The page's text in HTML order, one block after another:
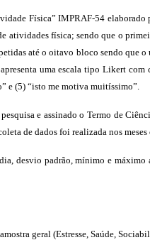
Física” IMPRAF-54
física; sendo que o
até o oitavo bloco sendo
uma escala tipo Likert
e (5) “isto me motiva muitíssimo”.
e assinado o Termo de
de dados foi realizada nos
padrão, mínimo e máximo
geral (Estresse, Saúde,